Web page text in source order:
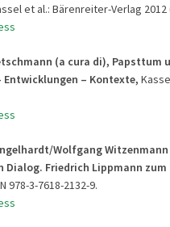
et al.: Bärenreiter-Verlag 2012
(a cura di), Papsttum
Entwicklungen – Kontexte,
Wolfgang
Dialog. Friedrich Lippmann zum
978-3-7618-2132-9.